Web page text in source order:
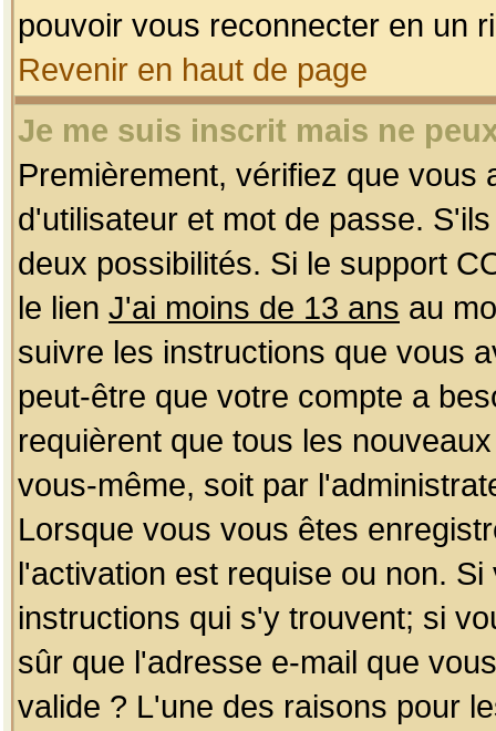
pouvoir vous reconnecter en un
Revenir en haut de page
Je me suis inscrit mais ne
Premièrement, vérifiez que
d'utilisateur et mot de passe.
deux possibilités. Si le support
le lien J'ai moins de 13 ans au
suivre les instructions que vous
peut-être que votre compte a
requièrent que tous les
vous-même, soit par
Lorsque vous vous êtes
l'activation est requise ou non.
instructions qui s'y trouvent; si
sûr que l'adresse e-mail que
valide ? L'une des raisons pour